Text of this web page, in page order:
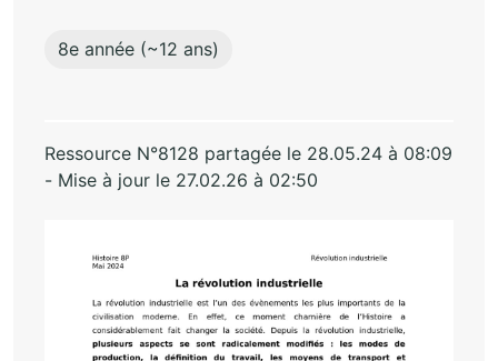
8e année (~12 ans)
Ressource N°8128 partagée le 28.05.24 à 08:09
- Mise à jour le 27.02.26 à 02:50